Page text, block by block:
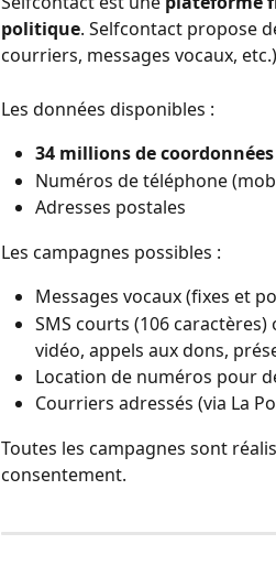
politique. Selfcontact propose
courriers, messages vocaux,
Les données disponibles :
34 millions de
Numéros de téléphone
Adresses postales
Les campagnes possibles :
Messages vocaux (fixes et
SMS courts (106
vidéo, appels aux dons,
Location de numéros pour
Courriers adressés (via La
Toutes les campagnes sont
consentement.